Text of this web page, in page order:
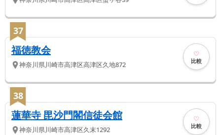
37
福徳教会
神奈川県川崎市高津区高津区久地872 比較
38
蓮華寺 毘沙門閣信徒会館
神奈川県川崎市高津区久末1292 比較